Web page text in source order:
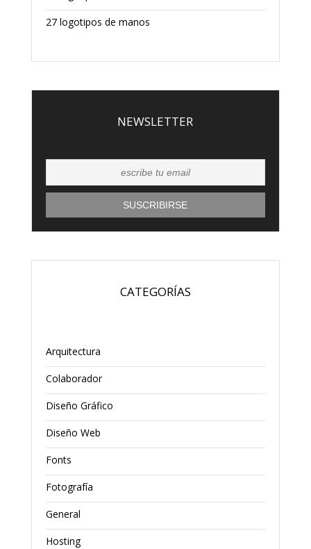
27 logotipos de manos
NEWSLETTER
CATEGORÍAS
Arquitectura
Colaborador
Diseño Gráfico
Diseño Web
Fonts
Fotografía
General
Hosting